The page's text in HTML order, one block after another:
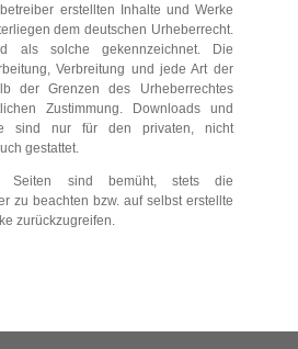
erstellten Inhalte und Werke
dem deutschen Urheberrecht.
als solche gekennzeichnet. Die
Verbreitung und jede Art der
der Grenzen des Urheberrechtes
Zustimmung. Downloads und
sind nur für den privaten, nicht
gestattet.
Seiten sind bemüht, stets die
zu beachten bzw. auf selbst erstellte
zurückzugreifen.